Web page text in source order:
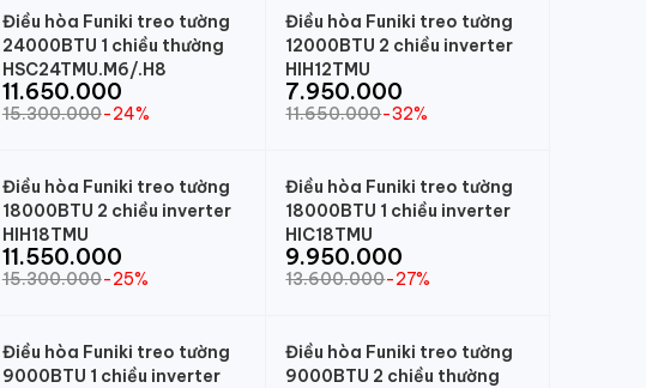
Điều hòa Funiki treo tường
24000BTU 1 chiều thường
HSC24TMU.M6/.H8
11.650.000
15.300.000-24%
Điều hòa Funiki treo tường
12000BTU 2 chiều inverter
HIH12TMU
7.950.000
11.650.000-32%
Điều hòa Funiki treo tường
18000BTU 2 chiều inverter
HIH18TMU
11.550.000
15.300.000-25%
Điều hòa Funiki treo tường
18000BTU 1 chiều inverter
HIC18TMU
9.950.000
13.600.000-27%
Điều hòa Funiki treo tường
9000BTU 1 chiều inverter
Điều hòa Funiki treo tường
9000BTU 2 chiều thường